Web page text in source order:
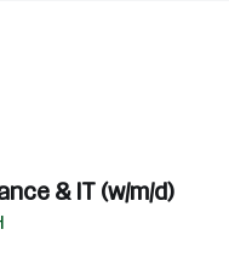
& IT (w/m/d)